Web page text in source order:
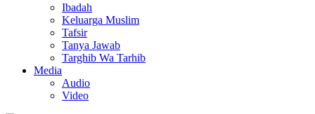
Ibadah
Keluarga Muslim
Tafsir
Tanya Jawab
Targhib Wa Tarhib
Media
Audio
Video